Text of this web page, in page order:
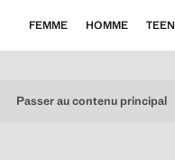
Passer au contenu principal
FEMME HOMME TEEN